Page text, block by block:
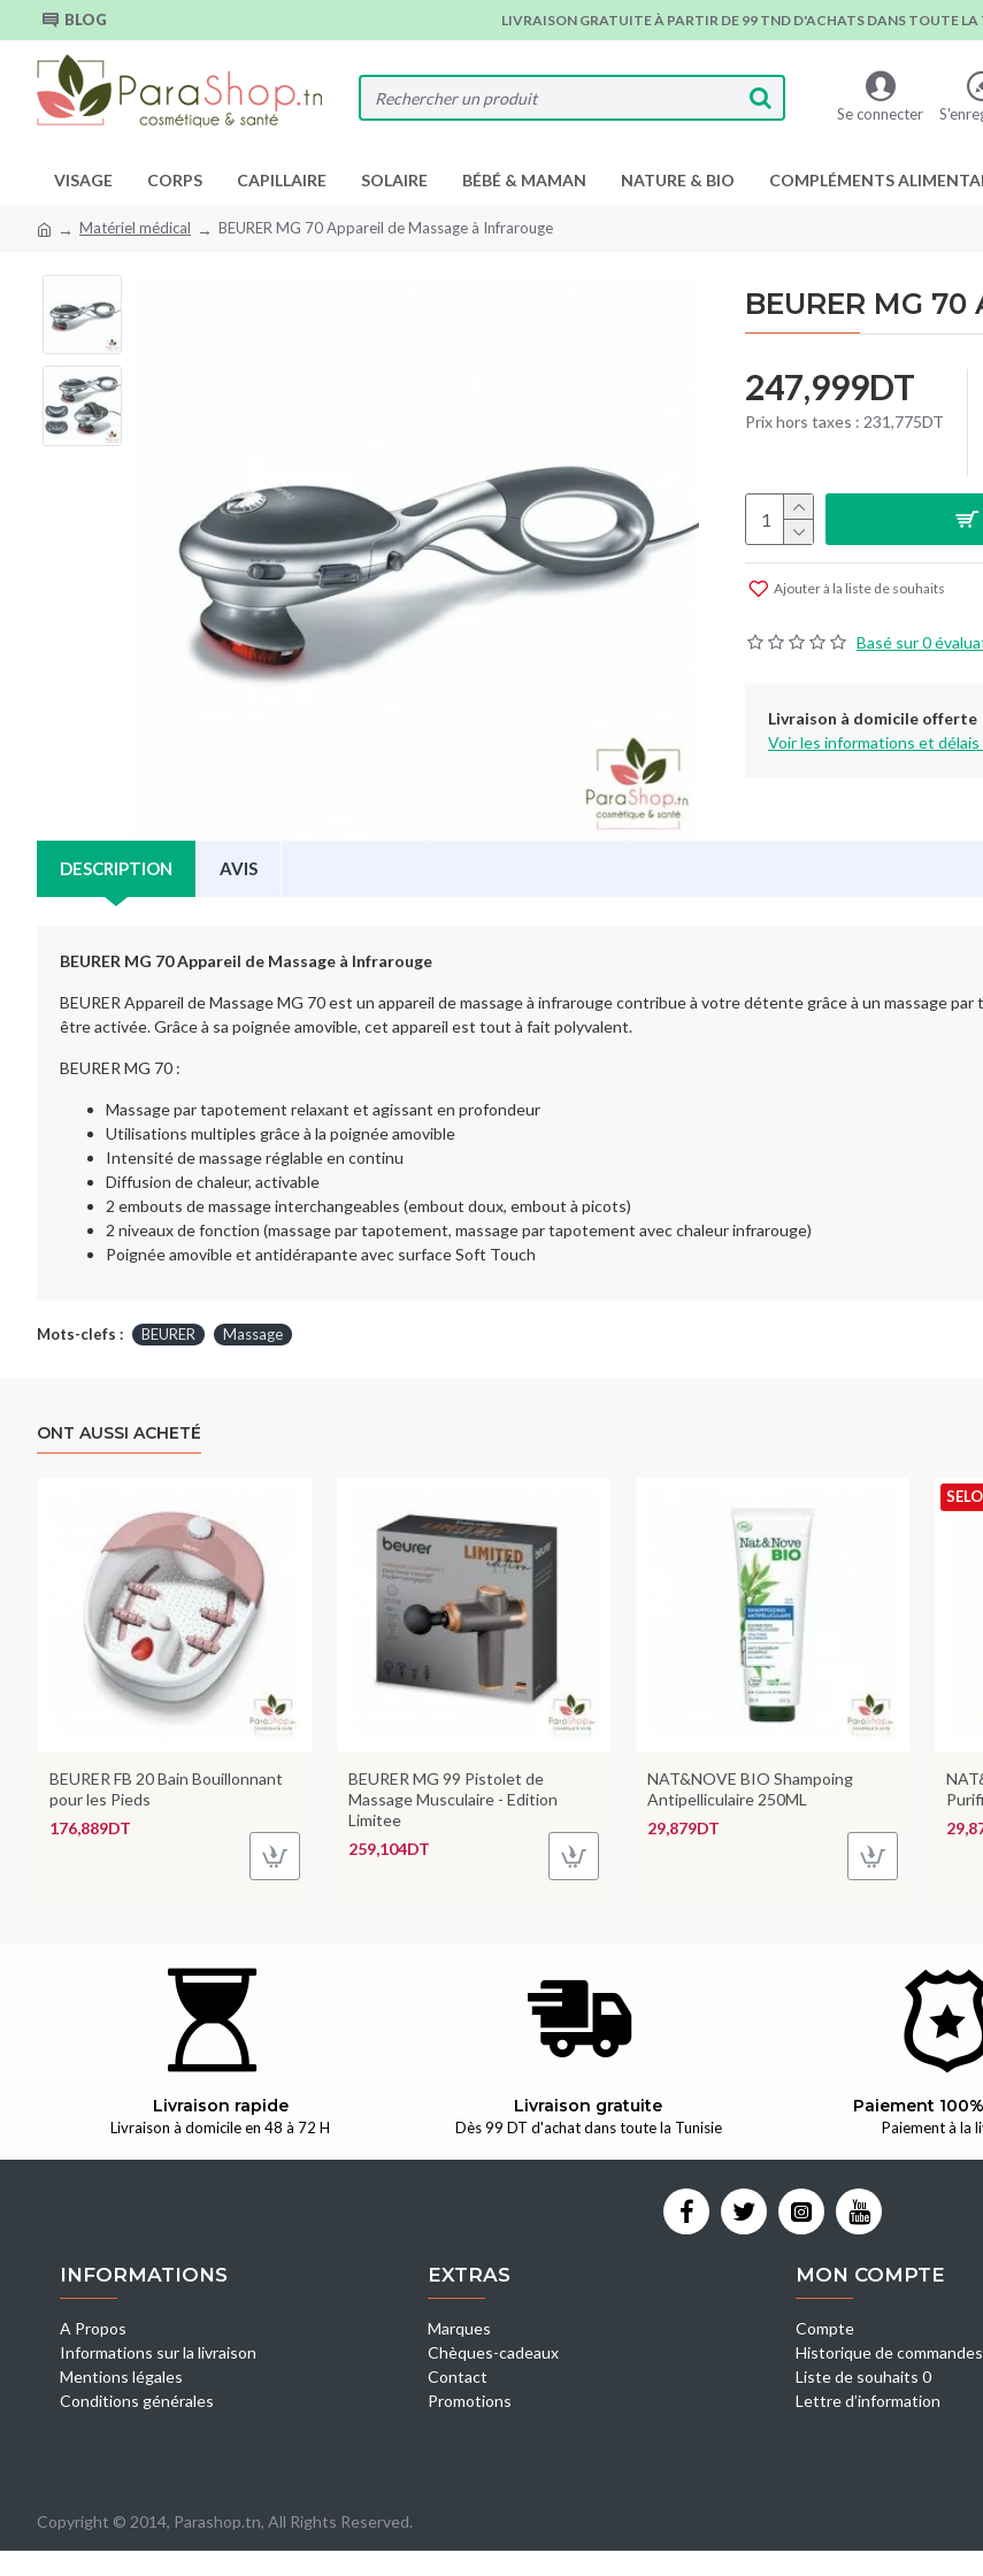
BLOG LIVRAISON GRATUITE À PARTIR DE 99 TND D'ACHATS DANS TOUTE LA
Se connecter
VISAGE CORPS CAPILLAIRE SOLAIRE BÉBÉ & MAMAN NATURE & BIO COMPLÉMENTS
Matériel médical BEURER MG 70 Appareil de Massage à Infrarouge
BEURER MG
Basé sur 0
247,999DT
Prix hors taxes : 231,775DT
Ajouter à la liste de souhaits
Livraison à domicile offerte
Voir les informations et délais
DESCRIPTION AVIS
BEURER MG 70 Appareil de Massage à Infrarouge
BEURER Appareil de Massage MG 70 est un appareil de massage à infrarouge contribue à votre détente grâce à un massage
être activée. Grâce à sa poignée amovible, cet appareil est tout à fait polyvalent.
BEURER MG 70 :
Massage par tapotement relaxant et agissant en profondeur
Utilisations multiples grâce à la poignée amovible
Intensité de massage réglable en continu
Diffusion de chaleur, activable
2 embouts de massage interchangeables (embout doux, embout à picots)
2 niveaux de fonction (massage par tapotement, massage par tapotement avec chaleur infrarouge)
Poignée amovible et antidérapante avec surface Soft Touch
Mots-clefs : BEURER Massage
ONT AUSSI ACHETÉ
BEURER FB 20 Bain Bouillonnant
pour les Pieds
176,889DT
BEURER MG 99 Pistolet de
Massage Musculaire - Edition
Limitee
259,104DT
NAT&NOVE BIO Shampoing
Antipelliculaire 250ML
29,879DT
Livraison rapide
Livraison à domicile en 48 à 72 H
Livraison gratuite
Dès 99 DT d'achat dans toute la Tunisie
Paiement
Paiement à la
INFORMATIONS
A Propos
Informations sur la livraison
Mentions légales
Conditions générales
EXTRAS
Marques
Chèques-cadeaux
Contact
Promotions
MON COMPTE
Compte
Historique de commandes
Liste de souhaits 0
Lettre d’information
Copyright © 2014, Parashop.tn, All Rights Reserved.